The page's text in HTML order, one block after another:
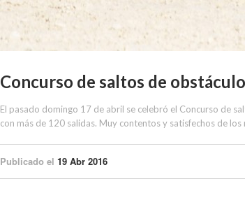
Concurso de saltos de
El pasado domingo 17 de abril se celebró el Concurso de
con más de 120 salidas. Muy contentos y satisfechos de
Publicado el 19 Abr 2016